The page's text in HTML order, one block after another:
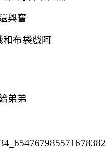
興奮
和布袋戲阿
弟弟